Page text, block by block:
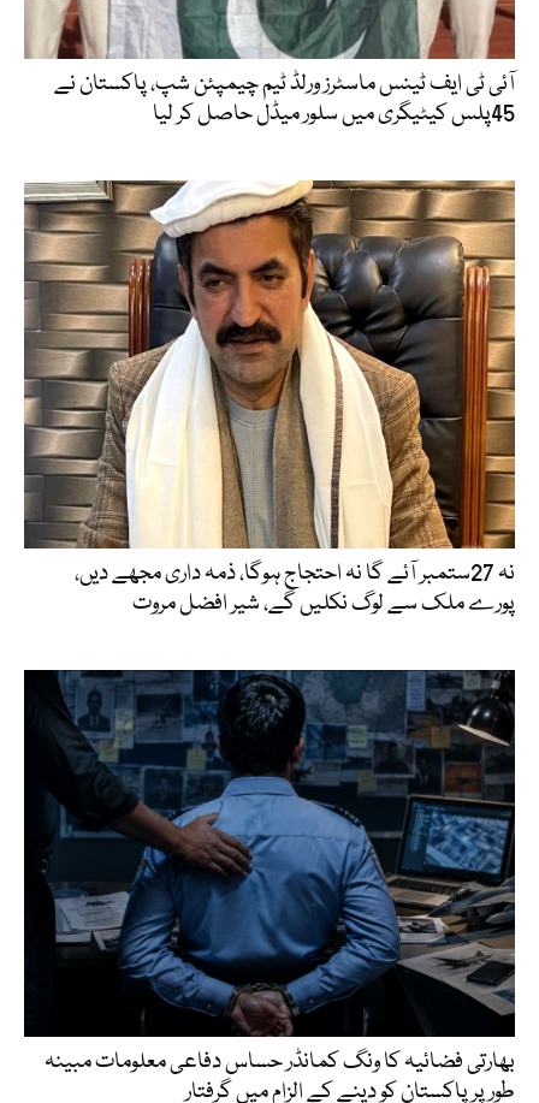
آئی ٹی ایف ٹینس ماسٹرز ورلڈ ٹیم چیمپئن شپ، پاکستان نے
45پلس کیٹیگری میں سلور میڈل حاصل کر لیا
نہ 27ستمبر آئے گا نہ احتجاج ہوگا، ذمہ داری مجھے دیں،
پورے ملک سے لوگ نکلیں گے، شیر افضل مروت
بھارتی فضائیہ کا ونگ کمانڈر حساس دفاعی معلومات مبینہ
طور پر پاکستان کو دینے کے الزام میں گرفتار